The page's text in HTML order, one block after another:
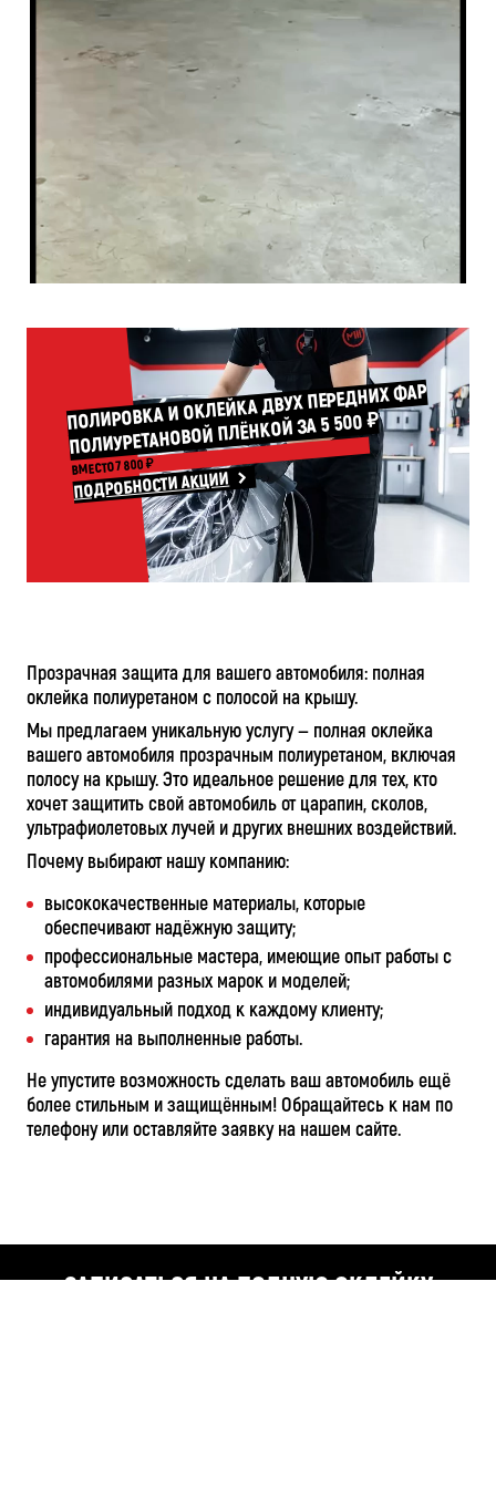
ПОЛИРОВКА И ОКЛЕЙКА ДВУХ ПЕРЕДНИХ ФАР
ПОЛИУРЕТАНОВОЙ ПЛЁНКОЙ ЗА 5 500 ₽
ВМЕСТО 7 800 ₽
ПОДРОБНОСТИ АКЦИИ
Прозрачная защита для вашего автомобиля: полная
оклейка полиуретаном с полосой на крышу.
Мы предлагаем уникальную услугу — полная оклейка
вашего автомобиля прозрачным полиуретаном, включая
полосу на крышу. Это идеальное решение для тех, кто
хочет защитить свой автомобиль от царапин, сколов,
ультрафиолетовых лучей и других внешних воздействий.
Почему выбирают нашу компанию:
высококачественные материалы, которые
обеспечивают надёжную защиту;
профессиональные мастера, имеющие опыт работы с
автомобилями разных марок и моделей;
индивидуальный подход к каждому клиенту;
гарантия на выполненные работы.
Не упустите возможность сделать ваш автомобиль ещё
более стильным и защищённым! Обращайтесь к нам по
телефону или оставляйте заявку на нашем сайте.
ЗАПИСАТЬСЯ НА ПОЛНУЮ ОКЛЕЙКУ